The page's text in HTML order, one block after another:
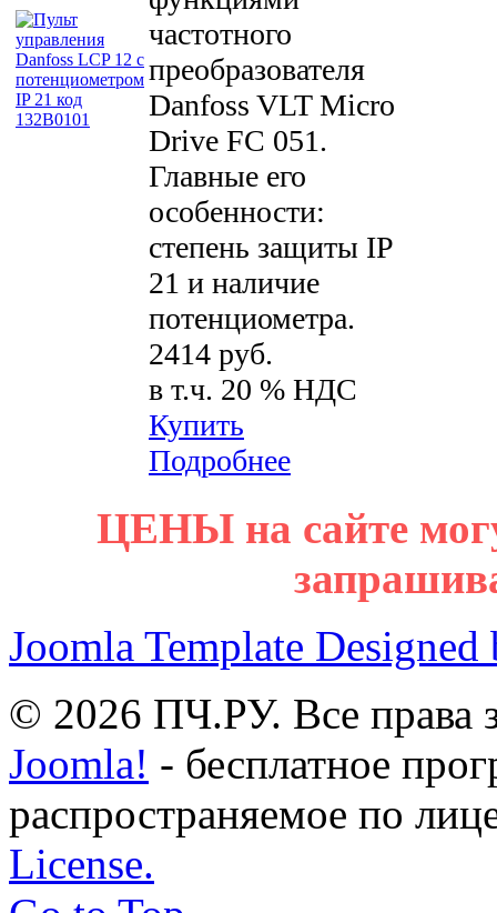
частотного
преобразователя
Danfoss VLT Micro
Drive FC 051.
Главные его
особенности:
степень защиты IP
21 и наличие
потенциометра.
2414 руб.
в т.ч. 20 % НДС
Купить
Подробнее
ЦЕНЫ на сайте
Joomla Template Designed
© 2026 ПЧ.РУ. Все права
Joomla! - бесплатное
распространяемое по
License.